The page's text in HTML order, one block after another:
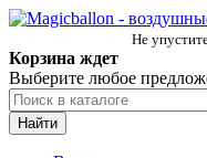
Не
Корзина ждет
Выберите любое
Найти